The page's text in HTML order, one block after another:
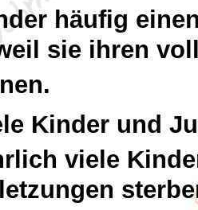
häufig
sie ihren
Kinder und
viele